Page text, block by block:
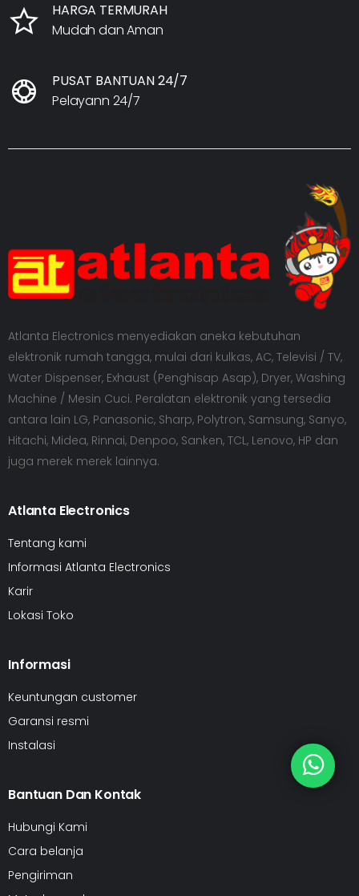
HARGA TERMURAH
Mudah dan Aman
PUSAT BANTUAN 24/7
Pelayann 24/7
Atlanta Electronics menyediakan aneka kebutuhan
elektronik rumah tangga, mulai dari kulkas, AC, Televisi / TV,
Water Dispenser, Exhaust (Penghisap Asap), Dryer, Washing
Machine / Mesin Cuci. Peralatan elektronik yang tersedia
antara lain LG, Panasonic, Sharp, Polytron, Samsung, Sanyo,
Hitachi, Midea, Rinnai, Denpoo, Sanken, TCL, Lenovo, HP dan
juga merek merek lainnya.
Atlanta Electronics
Tentang kami
Informasi Atlanta Electronics
Karir
Lokasi Toko
Informasi
Keuntungan customer
Garansi resmi
Instalasi
Bantuan Dan Kontak
Hubungi Kami
Cara belanja
Pengiriman